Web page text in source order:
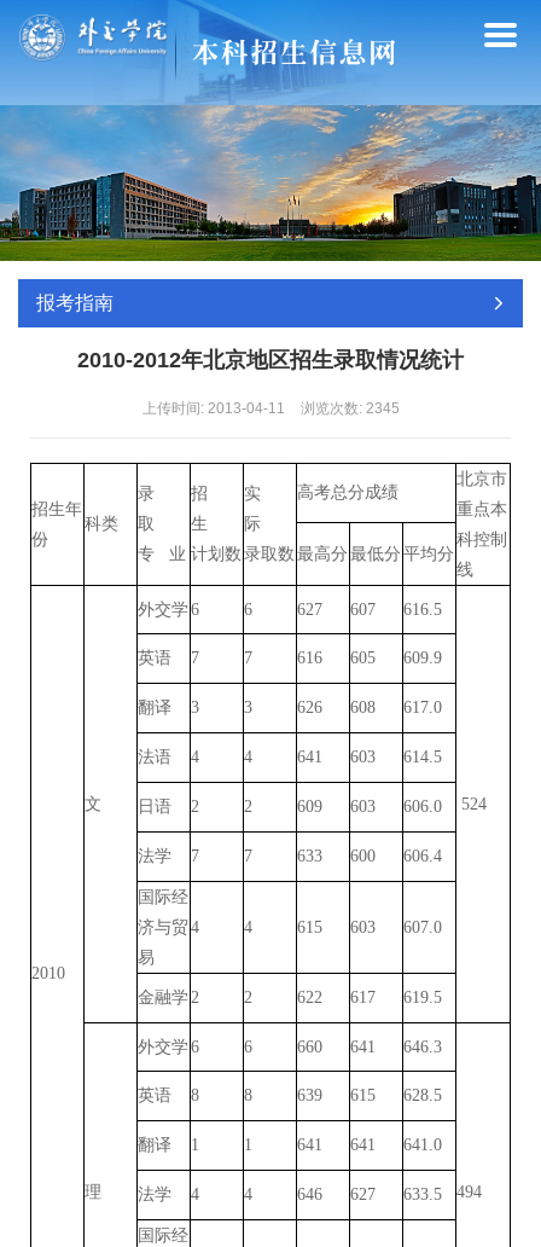
报考指南
2010-2012年北京地区招生录取情况统计
上传时间: 2013-04-11 浏览次数: 2345
招生年
份
科类
录
取
专 业
招
生
计划数
实
际
录取数
高考总分成绩
北京市
重点本
科控制
线
最高分 最低分 平均分
2010
文
外交学6 6 627 607 616.5
524
英语 7 7 616 605 609.9
翻译 3 3 626 608 617.0
法语 4 4 641 603 614.5
日语 2 2 609 603 606.0
法学 7 7 633 600 606.4
国际经
济与贸
易
4 4 615 603 607.0
金融学2 2 622 617 619.5
理
外交学6 6 660 641 646.3
494
英语 8 8 639 615 628.5
翻译 1 1 641 641 641.0
法学 4 4 646 627 633.5
国际经